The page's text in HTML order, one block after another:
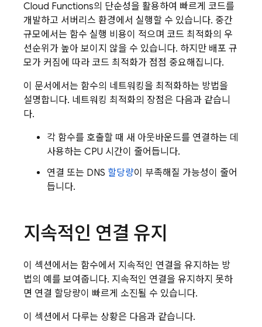
Cloud Functions의 단순성을 활용하여 빠르게 코드를
개발하고 서버리스 환경에서 실행할 수 있습니다. 중간
규모에서는 함수 실행 비용이 적으며 코드 최적화의 우
선순위가 높아 보이지 않을 수 있습니다. 하지만 배포 규
모가 커짐에 따라 코드 최적화가 점점 중요해집니다.
이 문서에서는 함수의 네트워킹을 최적화하는 방법을
설명합니다. 네트워킹 최적화의 장점은 다음과 같습니
다.
각 함수를 호출할 때 새 아웃바운드를 연결하는 데
사용하는 CPU 시간이 줄어듭니다.
연결 또는 DNS 할당량이 부족해질 가능성이 줄어
듭니다.
지속적인 연결 유지
이 섹션에서는 함수에서 지속적인 연결을 유지하는 방
법의 예를 보여줍니다. 지속적인 연결을 유지하지 못하
면 연결 할당량이 빠르게 소진될 수 있습니다.
이 섹션에서 다루는 상황은 다음과 같습니다.